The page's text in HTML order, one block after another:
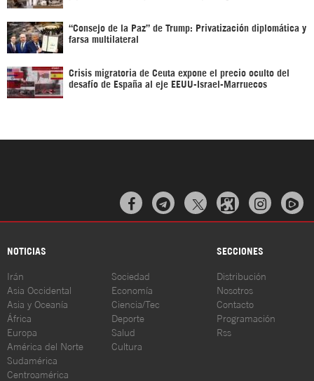
“Consejo de la Paz” de Trump: Privatización diplomática y
farsa multilateral
Crisis migratoria de Ceuta expone el precio oculto del
desafío de España al eje EEUU-Israel-Marruecos
  
NOTICIAS SECCIONES
Irán
Asia Occidental
Asia y Oceanía
África
Europa
América del Norte
Sudamérica
Centroamérica
Sociedad
Economía
Ciencia/Tec
Deporte
Salud
Cultura
Distribución
Nosotros
Contacto
Programación
Rss